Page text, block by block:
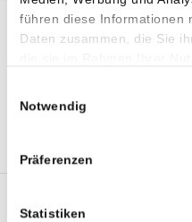
führen diese Informationen
Daten zusammen, die Sie
Notwendig
Präferenzen
Statistiken